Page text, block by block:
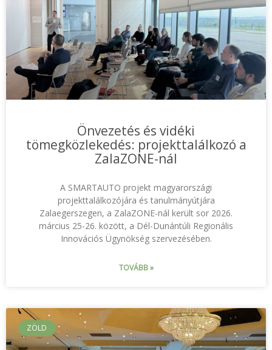
Önvezetés és vidéki
tömegközlekedés: projekttalálkozó a
ZalaZONE-nál
A SMARTAUTO projekt magyarországi
projekttalálkozójára és tanulmányútjára
Zalaegerszegen, a ZalaZONE-nál került sor 2026.
március 25-26. között, a Dél-Dunántúli Regionális
Innovációs Ügynökség szervezésében.
TOVÁBB »
ZÖLD